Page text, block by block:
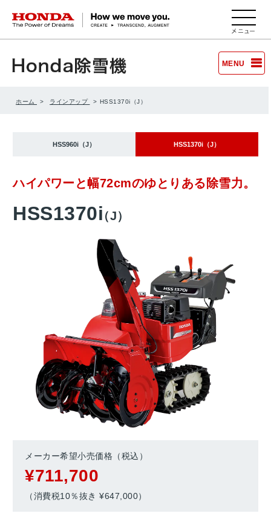
HONDA The Power of Dreams
MENU
ホーム ラインアップ HSS1370i（J）
HSS960i（J） HSS1370i（J）
ハイパワーと幅72cmのゆとりある除雪力。
HSS1370i（J）
メーカー希望小売価格（税込）
¥711,700
（消費税10％抜き ¥647,000）